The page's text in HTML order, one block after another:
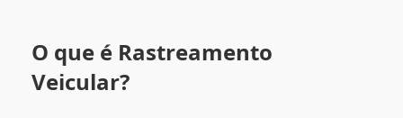
O que é Rastreamento
Veicular?